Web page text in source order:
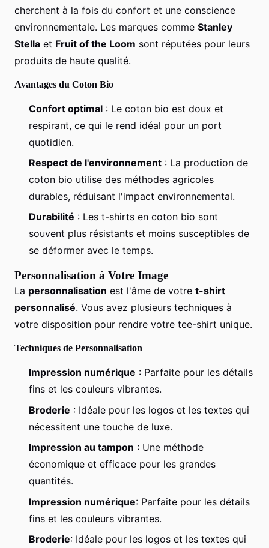
cherchent à la fois du confort et une conscience
environnementale. Les marques comme Stanley
Stella et Fruit of the Loom sont réputées pour leurs
produits de haute qualité.
Avantages du Coton Bio
Confort optimal : Le coton bio est doux et
respirant, ce qui le rend idéal pour un port
quotidien.
Respect de l'environnement : La production de
coton bio utilise des méthodes agricoles
durables, réduisant l'impact environnemental.
Durabilité : Les t-shirts en coton bio sont
souvent plus résistants et moins susceptibles de
se déformer avec le temps.
Personnalisation à Votre Image
La personnalisation est l'âme de votre t-shirt
personnalisé. Vous avez plusieurs techniques à
votre disposition pour rendre votre tee-shirt unique.
Techniques de Personnalisation
Impression numérique : Parfaite pour les détails
fins et les couleurs vibrantes.
Broderie : Idéale pour les logos et les textes qui
nécessitent une touche de luxe.
Impression au tampon : Une méthode
économique et efficace pour les grandes
quantités.
Impression numérique: Parfaite pour les détails
fins et les couleurs vibrantes.
Broderie: Idéale pour les logos et les textes qui